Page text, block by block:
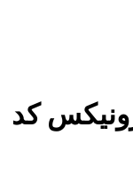
رونیکس کد